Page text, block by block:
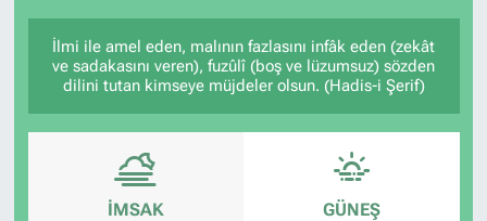
İlmi ile amel eden, malının fazlasını infâk eden (zekât
ve sadakasını veren), fuzûlî (boş ve lüzumsuz) sözden
dilini tutan kimseye müjdeler olsun. (Hadis-i Şerif)
İMSAK GÜNEŞ
Haber Arşivi